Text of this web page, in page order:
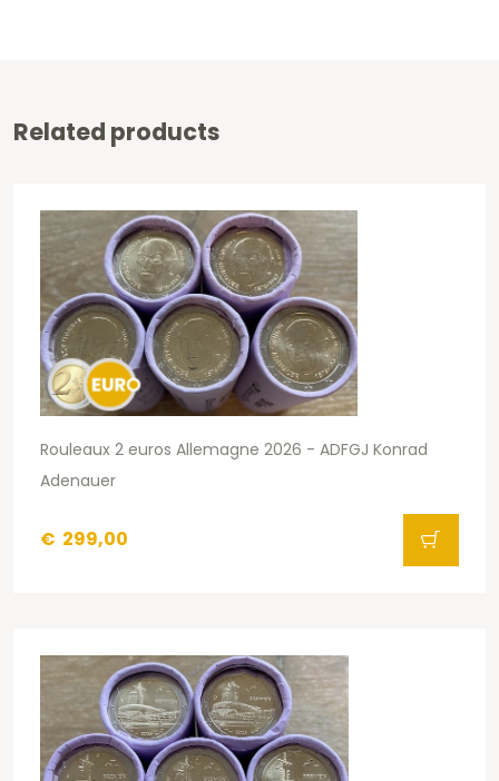
Related products
Rouleaux 2 euros Allemagne 2026 - ADFGJ Konrad
Adenauer
€ 299,00